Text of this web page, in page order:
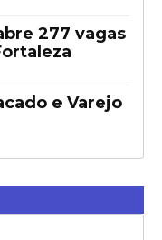
277 vagas
e Varejo